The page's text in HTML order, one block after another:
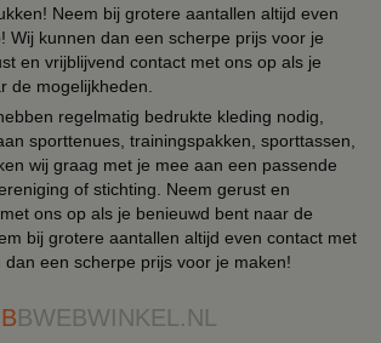
Neem bij grotere aantallen altijd even
Wij kunnen dan een scherpe prijs voor je
en vrijblijvend contact met ons op als je
de mogelijkheden.
regelmatig bedrukte kleding nodig,
sporttenues, trainingspakken, sporttassen,
wij graag met je mee aan een passende
of stichting. Neem gerust en
ons op als je benieuwd bent naar de
bij grotere aantallen altijd even contact met
een scherpe prijs voor je maken!
BBWEBWINKEL.NL